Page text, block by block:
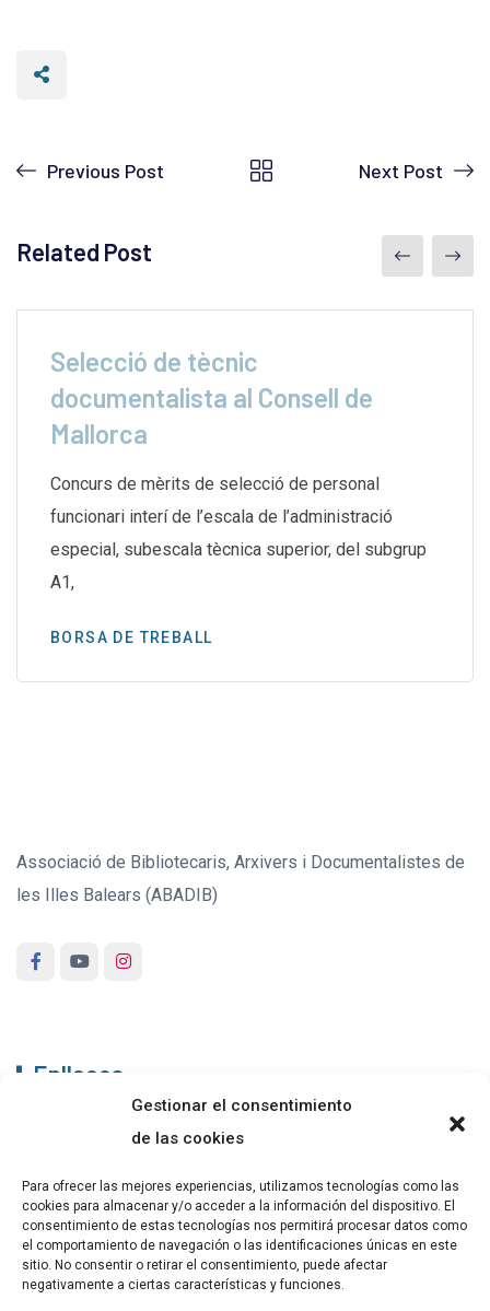
Gestionar el consentimiento
de las cookies
Para ofrecer las mejores experiencias, utilizamos tecnologías como las
cookies para almacenar y/o acceder a la información del dispositivo. El
consentimiento de estas tecnologías nos permitirá procesar datos como
el comportamiento de navegación o las identificaciones únicas en este
sitio. No consentir o retirar el consentimiento, puede afectar
negativamente a ciertas características y funciones.
Previous Post Next Post
Related Post
Selecció de tècnic
documentalista al Consell de
Mallorca
Concurs de mèrits de selecció de personal
funcionari interí de l’escala de l’administració
especial, subescala tècnica superior, del subgrup
A1,
BORSA DE TREBALL
Associació de Bibliotecaris, Arxivers i Documentalistes de
les Illes Balears (ABADIB)
Enllaços
PUBLICACIONS
CONTACTE